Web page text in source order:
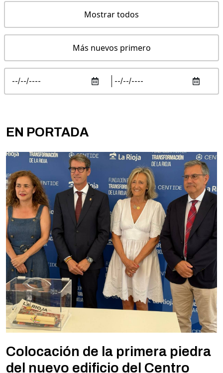
Mostrar todos
Más nuevos primero
EN PORTADA
Colocación de la primera piedra
del nuevo edificio del Centro